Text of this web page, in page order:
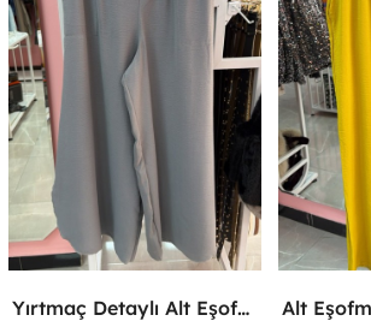
Yırtmaç Detaylı Alt Eşofman Altı Gri